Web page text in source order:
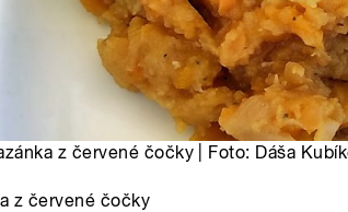
z červené čočky | Foto: Dáša
z červené čočky